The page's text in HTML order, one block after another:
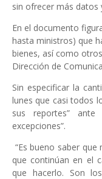
sin ofrecer más datos
En el documento
hasta ministros) que
bienes, así como
Dirección de
Sin especificar la
lunes que casi todos
sus reportes”
excepciones”.
“Es bueno saber
que continúan en el
que hacerlo. Son